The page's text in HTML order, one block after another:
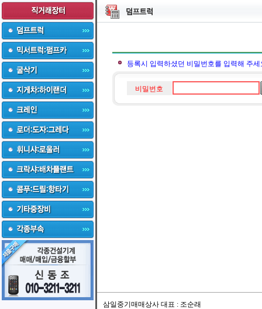
등록시 입력하셨던 비밀번호를 입력해 주세
비밀번호
삼일중기매매상사 대표 : 조순래